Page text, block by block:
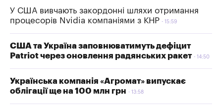
У США вивчають закордонні шляхи отримання
процесорів Nvidia компаніями з КНР
15:59
США та Україна заповнюватимуть дефіцит
Patriot через оновлення радянських ракет
14:50
Українська компанія «Агромат» випускає
облігації ще на 100 млн грн
13:58